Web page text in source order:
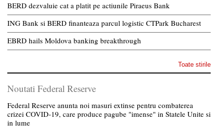
BERD dezvaluie cat a platit pe actiunile Piraeus Bank
ING Bank si BERD finanteaza parcul logistic CTPark Bucharest
EBRD hails Moldova banking breakthrough
Toate stirile
Noutati Federal Reserve
Federal Reserve anunta noi masuri extinse pentru combaterea
crizei COVID-19, care produce pagube "imense" in Statele Unite si
in lume